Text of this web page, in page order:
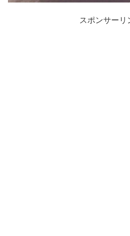
スポンサーリ